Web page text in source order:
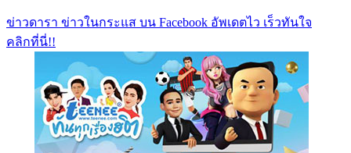
ข่าวดารา ข่าวในกระแส บน Facebook อัพเดตไว เร็วทันใจ
คลิกที่นี่!!